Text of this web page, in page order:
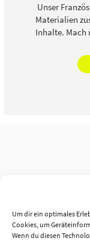
Um dir ein optimales
Cookies, um
Wenn du diesen
Unser
Materialien
Inhalte. Mach